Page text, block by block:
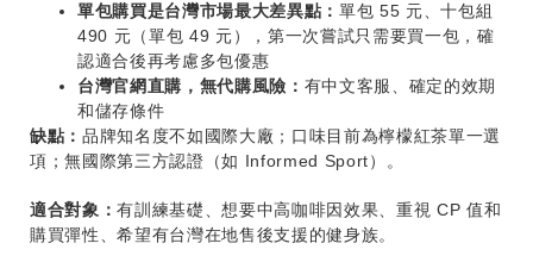
單包購買是台灣市場最大差異點： 單包 55 元、十包組
490 元（單包 49 元），第一次嘗試只需要買一包，確
認適合後再考慮多包優惠
台灣官網直購，無代購風險： 有中文客服、確定的效期
和儲存條件
缺點： 品牌知名度不如國際大廠；口味目前為檸檬紅茶單一選
項；無國際第三方認證（如 Informed Sport）。
適合對象：有訓練基礎、想要中高咖啡因效果、重視 CP 值和
購買彈性、希望有台灣在地售後支援的健身族。